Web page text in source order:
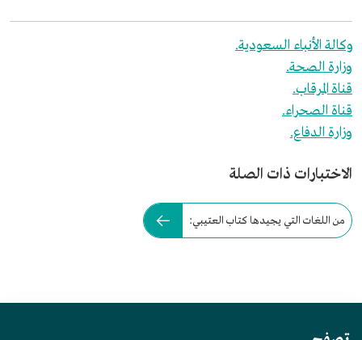
وكالة الأنباء السعودية.
وزارة الصحة.
قناة المرقاب.
قناة الصحراء.
وزارة الدفاع.
الاختبارات ذات الصلة
من اللغات التي يجيدها كتاب العتيبي: